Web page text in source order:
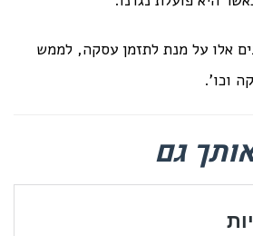
אלו על מנת לתזמן עסקה, לממש
וכו'.
גם